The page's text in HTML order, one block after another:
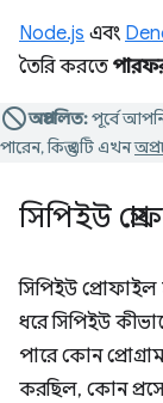
Node.js এবং
তৈরি করতে
অপ্রচলিত:পূর্বে
পারেন, কিন্তু এটি এখন
সিপিইউ
সিপিইউ প্রোফাইল
ধরে সিপিইউ
পারে কোন
করছিল, কোন